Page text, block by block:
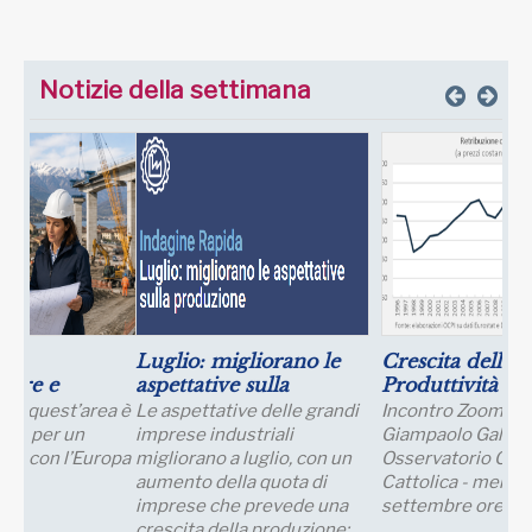
Notizie della settimana
Luglio: migliorano le
aspettative sulla
produzione
Le aspettative delle grandi
imprese industriali
migliorano a luglio, con un
aumento della quota di
imprese che prevede una
Crescita della
Produttività e
Prospettive Salariali
Incontro Zoom con il Prof.
Giampaolo Galli -
Osservatorio CPI Università
Cattolica - mercoledì 23
settembre ore 17:30 - 19:00